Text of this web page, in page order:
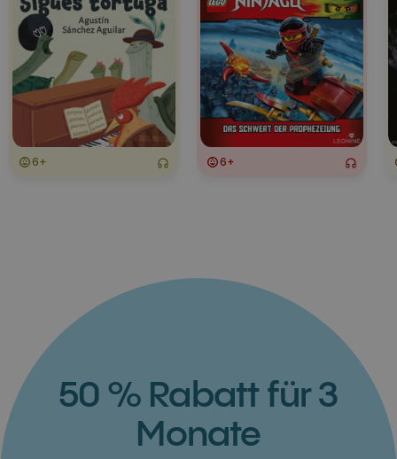
6+ 6+
50 % Rabatt für 3
Monate